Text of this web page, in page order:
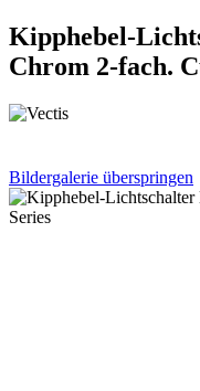
Kipphebel-
Chrom 2-fach.
Bildergalerie überspringen